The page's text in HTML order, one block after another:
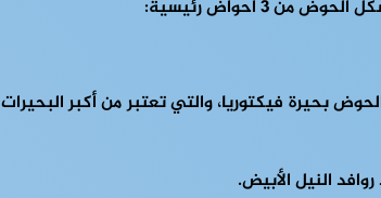
بحيرة فيكتوريا، والتي تعتبر من أكبر
النيل الأبيض.